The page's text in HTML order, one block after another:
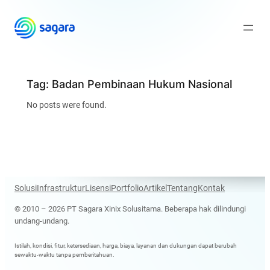
content
Tag: Badan Pembinaan Hukum Nasional
No posts were found.
SolusiInfrastrukturLisensiPortfolioArtikelTentangKontak
© 2010 – 2026 PT Sagara Xinix Solusitama. Beberapa hak dilindungi
undang-undang.
Istilah, kondisi, fitur, ketersediaan, harga, biaya, layanan dan dukungan dapat berubah
sewaktu-waktu tanpa pemberitahuan.